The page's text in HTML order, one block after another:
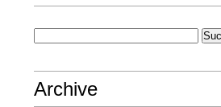
Archive